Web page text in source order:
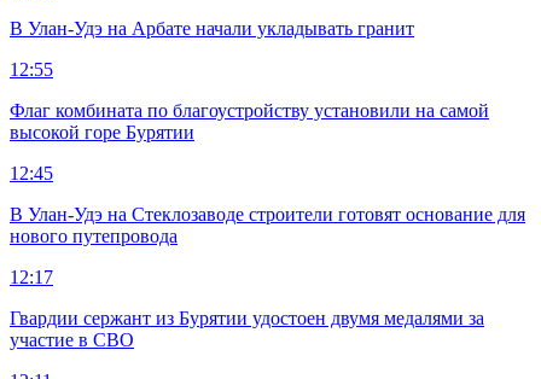
В Улан-Удэ на Арбате начали укладывать гранит
12:55
Флаг комбината по благоустройству установили на самой
высокой горе Бурятии
12:45
В Улан-Удэ на Стеклозаводе строители готовят основание для
нового путепровода
12:17
Гвардии сержант из Бурятии удостоен двумя медалями за
участие в СВО